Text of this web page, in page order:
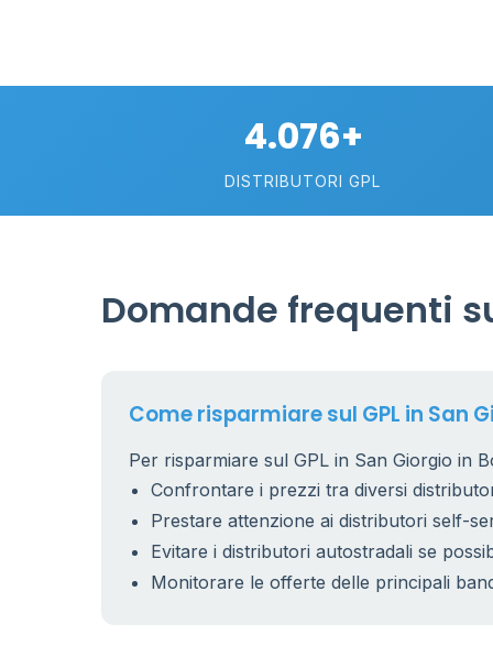
4.076+
DISTRIBUTORI GPL
Domande frequenti
Come risparmiare sul GPL in San
Per risparmiare sul GPL in San Giorgio in
Confrontare i prezzi tra diversi
Prestare attenzione ai distributori self-
Evitare i distributori autostradali se
Monitorare le offerte delle principali